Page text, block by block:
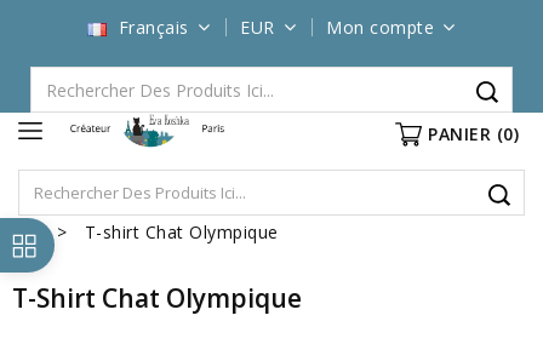
Français EUR Mon compte
PANIER (0)
T-shirt Chat Olympique
T-Shirt Chat Olympique